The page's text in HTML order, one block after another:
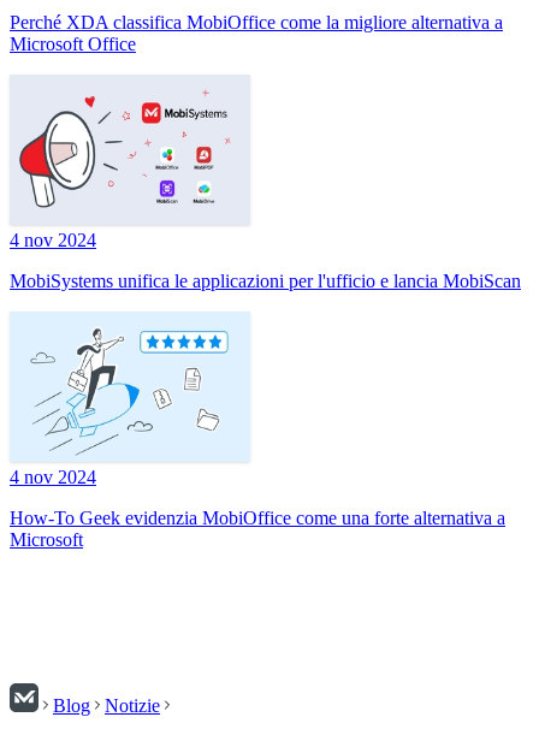
Perché XDA classifica MobiOffice come la migliore alternativa a
Microsoft Office
4 nov 2024
MobiSystems unifica le applicazioni per l'ufficio e lancia MobiScan
4 nov 2024
How-To Geek evidenzia MobiOffice come una forte alternativa a
Microsoft
Blog Notizie